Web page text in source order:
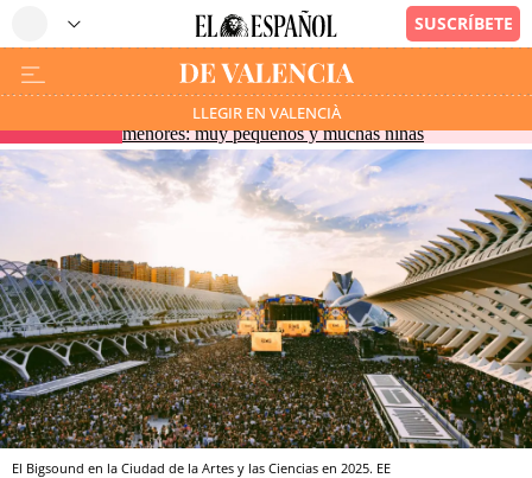
LLEGIR EN VALENCIÀ
El Gobierno advierte un cambio en la llegada de
menores: muy pequeños y muchas niñas
El Bigsound en la Ciudad de la Artes y las Ciencias en 2025. EE